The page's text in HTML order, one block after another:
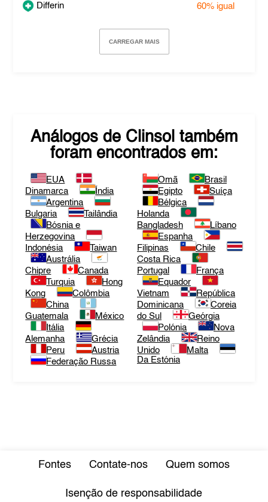
Differin 60% igual
CARREGAR MAIS
Análogos de Clinsol também
foram encontrados em:
EUA
Dinamarca
Índia
Argentina
Bulgaria
Tailândia
Bósnia e
Herzegovina
Indonésia
Taiwan
Austrália
Chipre
Canada
Turquia
Hong
Kong
Colômbia
China
Guatemala
México
Itália
Alemanha
Grécia
Peru
Austria
Federação Russa
Omã
Brasil
Egipto
Suíça
Bélgica
Holanda
Bangladesh
Líbano
Espanha
Filipinas
Chile
Costa Rica
Portugal
França
Equador
Vietnam
República
Dominicana
Coreia
do Sul
Geórgia
Polónia
Nova
Zelândia
Reino
Unido
Malta
Da Estónia
Fontes Contate-nos Quem somos
Isenção de responsabilidade